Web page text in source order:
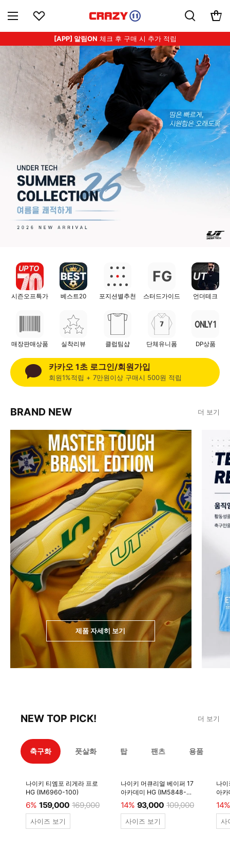
[APP] 알림ON 체크 후 구매 시 추가 적립
UP TO
시즌오프특가 베스트20 포지션별추천
FG
스터드가이드
UT
언더테크
매장판매상품 실착리뷰 클럽팀샵 단체유니폼
ONLY 1
DP상품
카카오 1초 로그인/회원가입
회원1%적립 + 7만원이상 구매시 500원 적립
BRAND NEW 더 보기
제품 자세히 보기
NEW TOP PICK! 더 보기
축구화 풋살화 탑 팬츠 용품
나이키 티엠포 리게라 프로
HG (IM6960-100)
6% 159,000 169,000
사이즈 보기
나이키 머큐리얼 베이퍼 17
아카데미 HG (IM5848-
600)
14% 93,000 109,000
사이즈 보기
나
아
14%
사